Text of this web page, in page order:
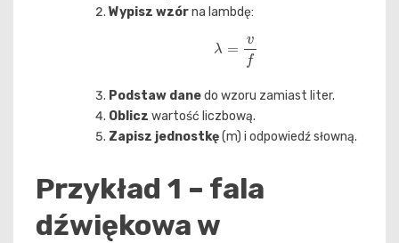
Wypisz wzórna lambdę:
f
Podstaw danedo wzoru zamiast liter.
Oblicz wartość liczbową.
Zapisz jednostkę(m) i odpowiedź słowną.
Przykład 1 – fala
dźwiękowa w